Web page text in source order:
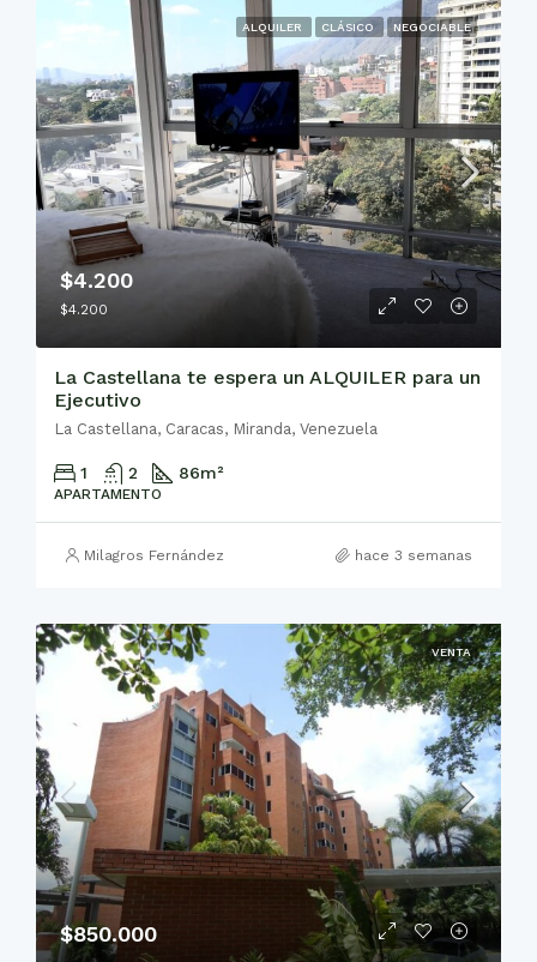
ALQUILER CLÁSICO NEGOCIABLE
$4.200
$4.200
La Castellana te espera un ALQUILER para un
Ejecutivo
La Castellana, Caracas, Miranda, Venezuela
1 2 86m²
APARTAMENTO
Milagros Fernández hace 3 semanas
VENTA
$850.000